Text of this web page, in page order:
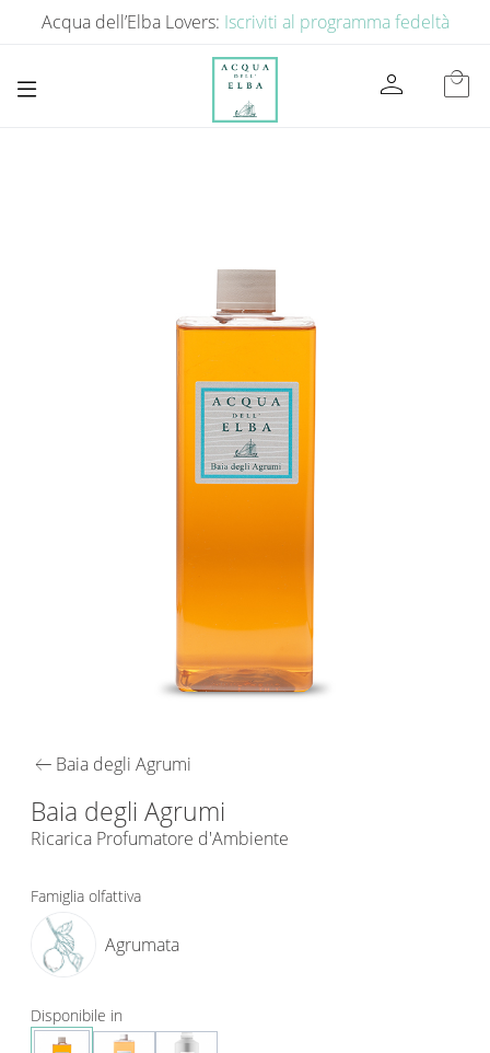
Acqua dell’Elba Lovers: Iscriviti al programma fedeltà
person local_mall
arrow_left_alt Baia degli Agrumi
Baia degli Agrumi
Ricarica Profumatore d'Ambiente
Disponibile in
Famiglia olfattiva
Agrumata